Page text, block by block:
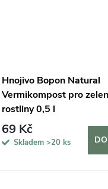
Hnojivo Bopon Natural
Vermikompost pro
rostliny 0,5 l
69 Kč
Skladem >20 ks